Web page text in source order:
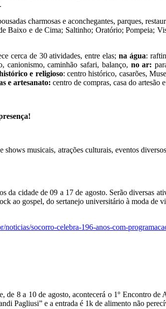
charmosas e aconchegantes, parques,
Baixo e de Cima; Saltinho; Oratório; Pompeia;
cerca de 30 atividades, entre elas;na água:
canionismo, caminhão safari, balanço, no ar:
e religioso: centro histórico, casarões,
e artesanato: centro de compras, casa do artesão
musicais, atrações culturais, eventos
da cidade de 09 a 17 de agosto. Serão diversas
ao gospel, do sertanejo universitário à moda de
noticias/socorro-celebra-196-anos-com-
de 8 a 10 de agosto, acontecerá o 1º Encontro
Pagliusi” e a entrada é 1k de alimento não